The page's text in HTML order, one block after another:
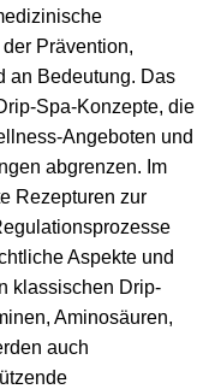
Prävention,
an Bedeutung. Das
Spa-Konzepte, die
Angeboten und
abgrenzen. Im
Rezepturen zur
Aspekte und
klassischen Drip-
Aminosäuren,
auch